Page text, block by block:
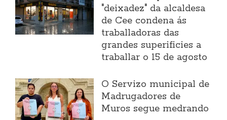
"deixadez" da alcaldesa
de Cee condena ás
traballadoras das
grandes superificies a
traballar o 15 de agosto
O Servizo municipal de
Madrugadores de
Muros segue medrando